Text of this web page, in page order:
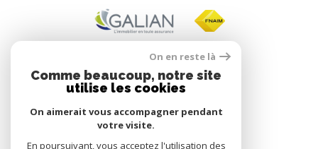
On en reste là
Comme beaucoup, notre site
utilise les cookies
On aimerait vous accompagner pendant
votre visite.
En poursuivant, vous acceptez l'utilisation des